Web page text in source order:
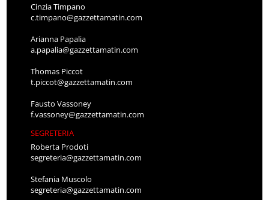
Cinzia Timpano
c.timpano@gazzettamatin.com
Arianna Papalia
a.papalia@gazzettamatin.com
Thomas Piccot
t.piccot@gazzettamatin.com
Fausto Vassoney
f.vassoney@gazzettamatin.com
SEGRETERIA
Roberta Prodoti
segreteria@gazzettamatin.com
Stefania Muscolo
segreteria@gazzettamatin.com